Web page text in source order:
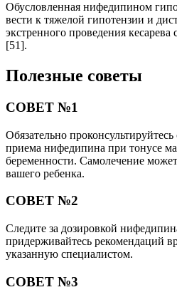
Обусловленная нифедипином
вести к тяжелой гипотензии и
экстренного проведения
[51].
Полезные советы
СОВЕТ №1
Обязательно
приема нифедипина при тонусе
беременности. Самолечение
вашего ребенка.
СОВЕТ №2
Следите за дозировкой
придерживайтесь рекомендаций
указанную специалистом.
СОВЕТ №3